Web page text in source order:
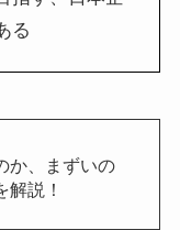
る
か、まずいの
解説！